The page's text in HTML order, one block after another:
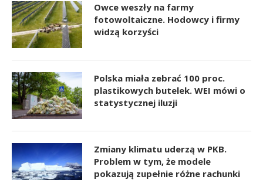
Owce weszły na farmy
fotowoltaiczne. Hodowcy i firmy
widzą korzyści
Polska miała zebrać 100 proc.
plastikowych butelek. WEI mówi o
statystycznej iluzji
Zmiany klimatu uderzą w PKB.
Problem w tym, że modele
pokazują zupełnie różne rachunki